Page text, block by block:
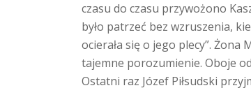
czasu do czasu przywożono
było patrzeć bez wzruszenia,
ocierała się o jego plecy”. Żona
tajemne porozumienie. Oboje
Ostatni raz Józef Piłsudski